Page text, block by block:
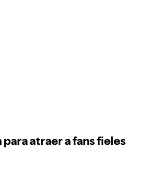
atraer a fans fieles